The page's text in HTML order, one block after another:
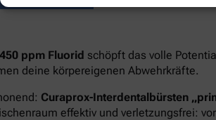
ppm Fluorid schöpft das volle
deine körpereigenen Abwehrkräfte.
Curaprox-Interdentalbürsten
effektiv und verletzungsfrei: